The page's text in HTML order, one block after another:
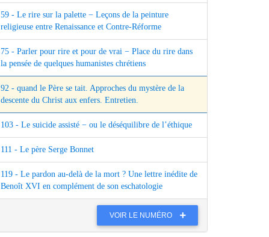
59 - Le rire sur la palette − Leçons de la peinture
religieuse entre Renaissance et Contre-Réforme
75 - Parler pour rire et pour de vrai − Place du rire dans
la pensée de quelques humanistes chrétiens
92 - quand le Père se tait. Approches du mystère de la
descente du Christ aux enfers. Entretien.
103 - Le suicide assisté − ou le déséquilibre de l’éthique
111 - Le père Serge Bonnet
119 - Le pardon au-delà de la mort ? Une lettre inédite de
Benoît XVI en complément de son eschatologie
VOIR LE NUMÉRO